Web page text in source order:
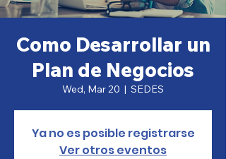
Como Desarrollar un
Plan de Negocios
Wed, Mar 20
  |
SEDES
Ya no es posible registrarse
Ver otros eventos